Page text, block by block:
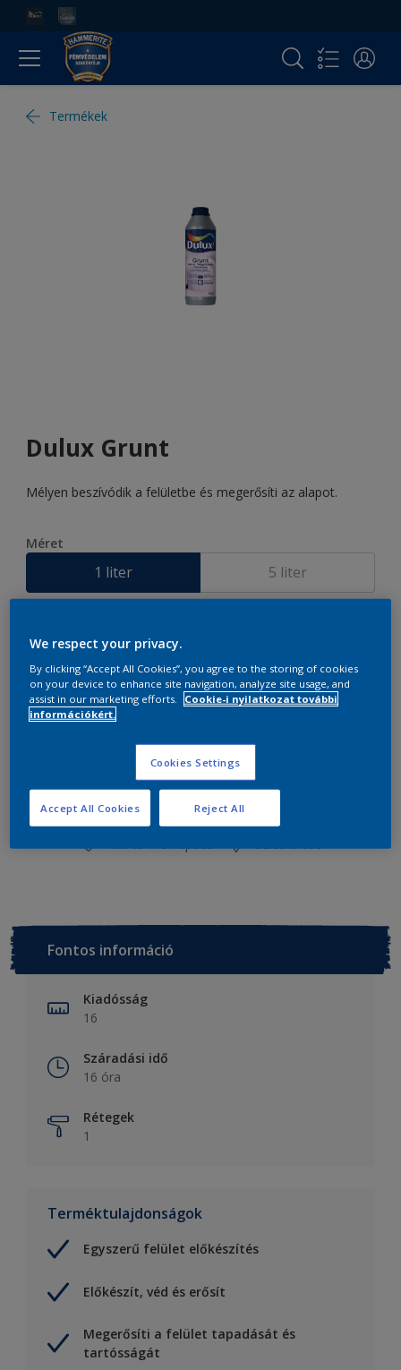
Termékek
Dulux Grunt
Mélyen beszívódik a felületbe és megerősíti az alapot.
Méret
1 liter 5 liter
Add a bevásárló listához
Fontos információ
Kiadósság
16
Száradási idő
16 óra
Rétegek
1
Terméktulajdonságok
Egyszerű felület előkészítés
Előkészít, véd és erősít
Megerősíti a felület tapadását és
tartósságát
We respect your privacy.
By clicking “Accept All Cookies”, you agree to the storing of cookies
on your device to enhance site navigation, analyze site usage, and
assist in our marketing efforts.
Cookie-i nyilatkozat további
információkért.
Cookies Settings
Reject All
Accept All Cookies